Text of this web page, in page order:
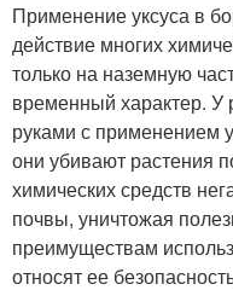
Применение уксуса в
действие многих
только на наземную
временный характер. У
руками с применением
они убивают растения
химических средств
почвы, уничтожая
преимуществам
относят ее